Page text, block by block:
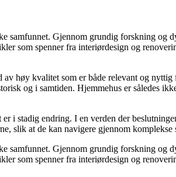
samfunnet. Gjennom grundig forskning og
som spenner fra interiørdesign og
høy kvalitet som er både relevant og
og i samtiden. Hjemmehus er således
stadig endring. I en verden der
slik at de kan navigere gjennom
samfunnet. Gjennom grundig forskning og
som spenner fra interiørdesign og